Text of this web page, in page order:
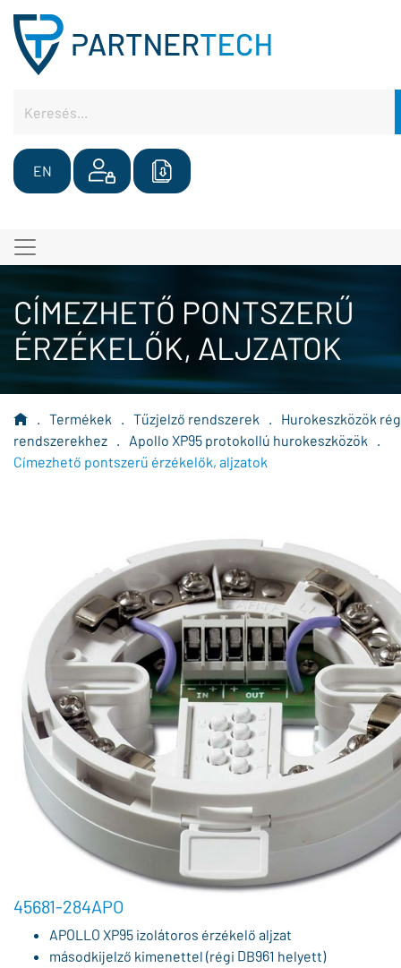
EN
CÍMEZHETŐ PONTSZERŰ
ÉRZÉKELŐK, ALJZATOK
. Termékek . Tűzjelző rendszerek .
Hurokeszközök
rendszerekhez . Apollo XP95 protokollú hurokeszközök
.
Címezhető pontszerű érzékelők, aljzatok
45681-284APO
APOLLO XP95 izolátoros érzékelő aljzat
másodkijelző kimenettel (régi DB961 helyett)